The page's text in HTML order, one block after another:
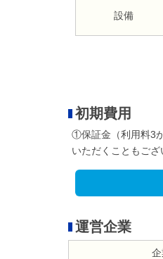
設備
初期費用
①保証金（利用料3
いただくこともご
運営企業
企